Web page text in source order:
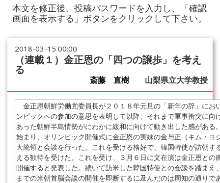
本文を修正後、投稿パスワードを入力し、「確認
画面を表示する」ボタンをクリックして下さい。
2018-03-15 00:00
（連載１）金正恩の「四つの譲歩」を考え
る
斎藤 直樹 山梨県立大学教授